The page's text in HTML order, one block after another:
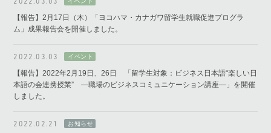
2022.03.03
【報告】2月17日（木）「ヨコハマ・カナガワ留学生就職促進プログラ
ム」成果報告会を開催しました。
2022.03.03
【報告】2022年2月19日、26日 「留学生対象：ビジネス日本語“楽しい日
本語の会連携授業” ―職場のビジネスコミュニケーション講座―」を開催
しました。
2022.02.21